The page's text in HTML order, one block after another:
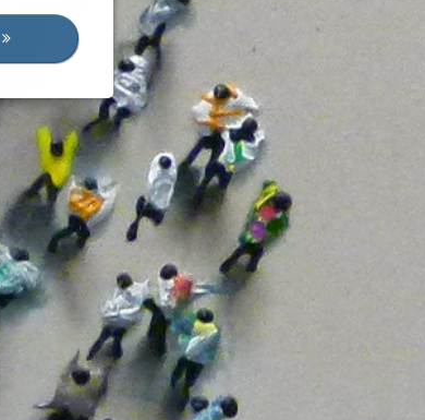
Nuevos Acuerdos En Defensa Del Empleo Y La Protección Social